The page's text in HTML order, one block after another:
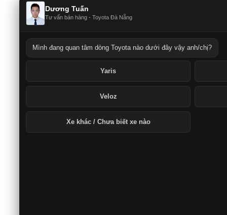
Dương Tuấn
Tư vấn bán hàng - Toyota Đà Nẵng
Mình đang quan tâm dòng Toyota nào dưới đây vậy anh/chị?
Yaris
Veloz
Xe khác / Chưa biết xe nào